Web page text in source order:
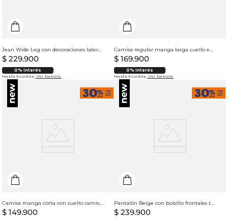
Jean Wide Leg con decoraciones laterales para mujer
$ 229.900
0% Interés
Hasta 3 cuotas. Ver bancos.
Camisa regular manga larga cuello en V para mujer
$ 169.900
0% Interés
Hasta 3 cuotas. Ver bancos.
Camisa manga corta con cuello camisero para mujer
$ 149.900
Pantalón Beige con bolsillo frontales tipo parche para mujer
$ 239.900